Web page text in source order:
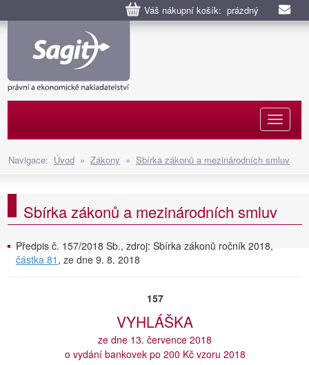
Váš nákupní košík: prázdný
Navigace: Úvod » Zákony » Sbírka zákonů a mezinárodních smluv
Sbírka zákonů a mezinárodních smluv
Předpis č. 157/2018 Sb., zdroj: Sbírka zákonů ročník 2018,
částka 81 , ze dne 9. 8. 2018
157
VYHLÁŠKA
ze dne 13. července 2018
o vydání bankovek po 200 Kč vzoru 2018